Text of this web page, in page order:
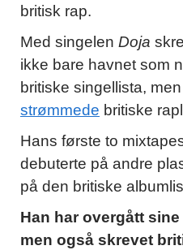
britisk rap.
Med singelen Doja
ikke bare havnet som
britiske singellista,
strømmede britiske
Hans første to
debuterte på andre
på den britiske
Han har overgått
men også skrevet